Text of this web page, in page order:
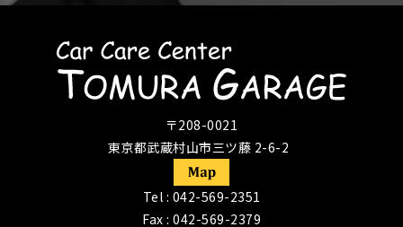
〒208-0021
東京都武蔵村山市三ツ藤 2-6-2
Tel : 042-569-2351
Fax : 042-569-2379